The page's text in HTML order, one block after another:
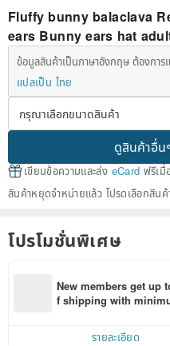
Fluffy bunny balaclava
ears Bunny ears hat
ข้อมูลสินค้าเป็นภาษาอังกฤษ ต้องการ
แปลเป็น ไทย
ดูสินค้าอื่น
เขียนข้อความและส่ง eCard ฟรีเมื่
สินค้าหยุดจำหน่ายแล้ว โปรดเลือกสินค้
โปรโมชั่นพิเศษ
New members get up
f shipping with
within 7 days!
รายละเอียด